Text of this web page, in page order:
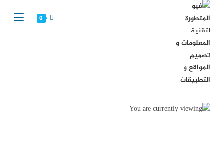
Skip
content
0